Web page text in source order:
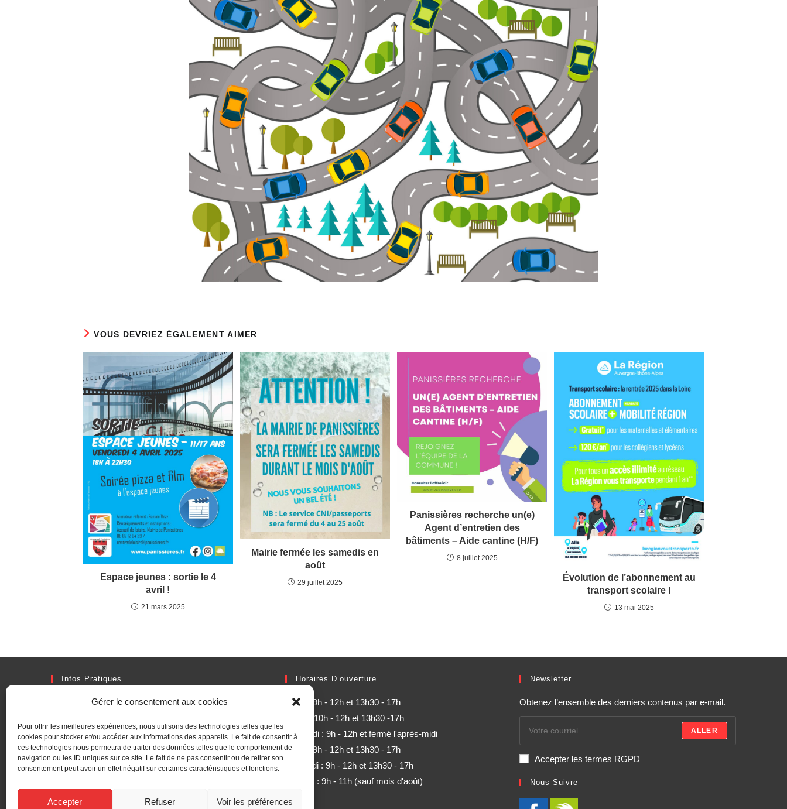
Gérer le consentement aux cookies
Pour offrir les meilleures expériences, nous utilisons des technologies telles que les
cookies pour stocker et/ou accéder aux informations des appareils. Le fait de consentir à
ces technologies nous permettra de traiter des données telles que le comportement de
navigation ou les ID uniques sur ce site. Le fait de ne pas consentir ou de retirer son
consentement peut avoir un effet négatif sur certaines caractéristiques et fonctions.
Accepter Refuser Voir les préférences
VOUS DEVRIEZ ÉGALEMENT AIMER
Espace jeunes : sortie le 4
avril !
21 mars 2025
Mairie fermée les samedis en
août
29 juillet 2025
Panissières recherche un(e)
Agent d’entretien des
bâtiments – Aide cantine (H/F)
8 juillet 2025
Évolution de l’abonnement au
transport scolaire !
13 mai 2025
Infos Pratiques
Adresse
Téléphone :
04 77 27 40 40
Fax :
Horaires D’ouverture
Lundi : 9h - 12h et 13h30 - 17h
Mardi : 10h - 12h et 13h30 -17h
Mercredi : 9h - 12h et fermé l'après-midi
Jeudi : 9h - 12h et 13h30 - 17h
Vendredi : 9h - 12h et 13h30 - 17h
Samedi : 9h - 11h (sauf mois d'août)
Newsletter
Obtenez l’ensemble des derniers contenus par e-mail.
ALLER
Accepter les termes RGPD
Nous Suivre